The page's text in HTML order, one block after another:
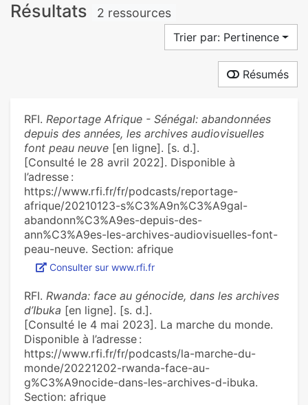
Résultats 2 ressources
Trier par: Pertinence
Résumés
RFI. Reportage Afrique - Sénégal: abandonnées
depuis des années, les archives audiovisuelles
font peau neuve [en ligne]. [s. d.].
[Consulté le 28 avril 2022]. Disponible à
l’adresse :
https://www.rfi.fr/fr/podcasts/reportage-
afrique/20210123-s%C3%A9n%C3%A9gal-
abandonn%C3%A9es-depuis-des-
ann%C3%A9es-les-archives-audiovisuelles-font-
peau-neuve. Section: afrique
Consulter sur www.rfi.fr
RFI. Rwanda: face au génocide, dans les archives
d’Ibuka [en ligne]. [s. d.].
[Consulté le 4 mai 2023]. La marche du monde.
Disponible à l’adresse :
https://www.rfi.fr/fr/podcasts/la-marche-du-
monde/20221202-rwanda-face-au-
g%C3%A9nocide-dans-les-archives-d-ibuka.
Section: afrique